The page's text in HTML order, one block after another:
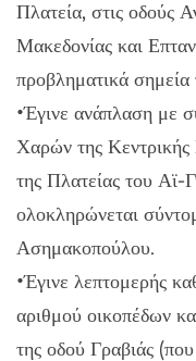
Πλατεία, στις οδούς
Μακεδονίας και
προβληματικά σημεία
•Έγινε ανάπλαση με
Χαρών της Κεντρικής
της Πλατείας του Αϊ-
ολοκληρώνεται
Ασημακοπούλου.
•Έγινε λεπτομερής
αριθμού οικοπέδων
της οδού Γραβιάς